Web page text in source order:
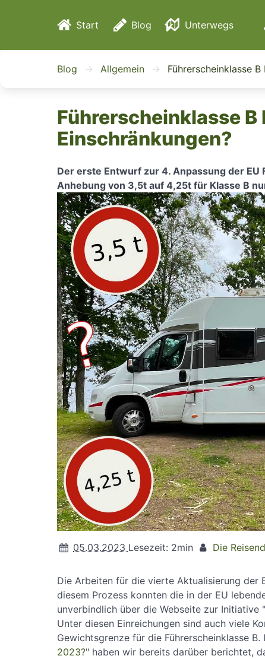
Start Blog Unterwegs
Reisen
Blog Allgemein Führerscheinklasse
Führerscheinklasse
Einschränkungen?
Der erste Entwurf zur 4. Anpassung der
Anhebung von 3,5t auf 4,25t für Klasse B
05.03.2023 Lesezeit: 2min Die
Die Arbeiten für die vierte Aktualisierung der
diesem Prozess konnten die in der EU
unverbindlich über die Webseite zur Initiative "
Unter diesen Einreichungen sind auch viele
Gewichtsgrenze für die Führerscheinklasse
2023?" haben wir bereits darüber berichtet,